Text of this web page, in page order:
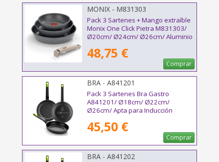
MONIX - M831303
Pack 3 Sartenes + Mango extraíble
Monix One Click Pietra M831303/
Ø20cm/ Ø24cm/ Ø26cm/ Aluminio
48,75 €
Comprar
BRA - A841201
Pack 3 Sartenes Bra Gastro
A841201/ Ø18cm/ Ø22cm/
Ø26cm/ Apta para Inducción
45,50 €
Comprar
BRA - A841202